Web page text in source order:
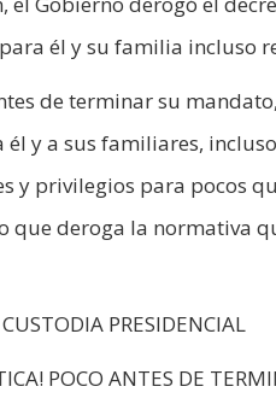
él y su familia incluso
de terminar su
y a sus familiares,
y privilegios para pocos
que deroga la normativa
PRESIDENCIAL
POCO ANTES DE